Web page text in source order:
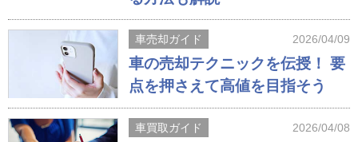
車売却ガイド 2026/04/09
車の売却テクニックを伝授！ 要
点を押さえて高値を目指そう
車買取ガイド 2026/04/08